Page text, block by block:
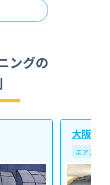
ングの
大阪北
エアコン